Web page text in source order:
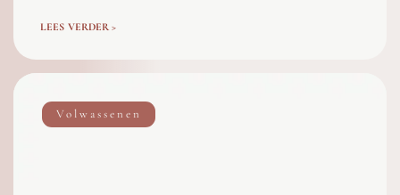
LEES VERDER >
Volwassenen